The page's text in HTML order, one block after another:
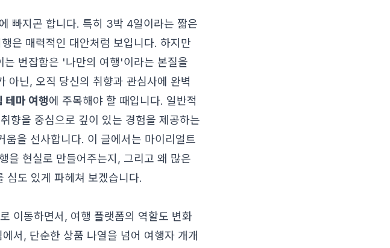
빠지곤 합니다. 특히 3박 4일이라는 짧은
은 매력적인 대안처럼 보입니다. 하지만
번잡함은 '나만의 여행'이라는 본질을
아닌, 오직 당신의 취향과 관심사에 완벽
테마 여행에 주목해야 할 때입니다. 일반적
향을 중심으로 깊이 있는 경험을 제공하는
움을 선사합니다. 이 글에서는 마이리얼트
을 현실로 만들어주는지, 그리고 왜 많은
심도 있게 파헤쳐 보겠습니다.
이동하면서, 여행 플랫폼의 역할도 변화
서, 단순한 상품 나열을 넘어 여행자 개개